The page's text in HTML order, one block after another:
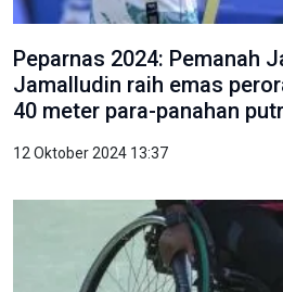
Peparnas 2024: Pemanah
Jamalludin raih emas
40 meter para-panahan
12 Oktober 2024 13:37